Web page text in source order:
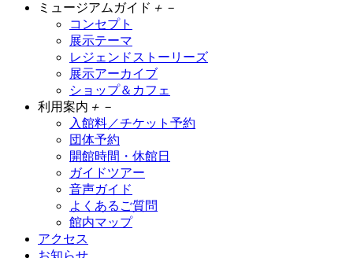
ミュージアムガイド ＋ －
コンセプト
展示テーマ
レジェンドストーリーズ
展示アーカイブ
ショップ＆カフェ
利用案内 ＋ －
入館料／チケット予約
団体予約
開館時間・休館日
ガイドツアー
音声ガイド
よくあるご質問
館内マップ
アクセス